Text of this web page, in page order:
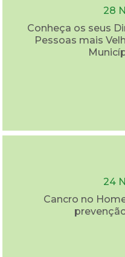
28
Conheça os seus
Pessoas mais
24
Cancro no